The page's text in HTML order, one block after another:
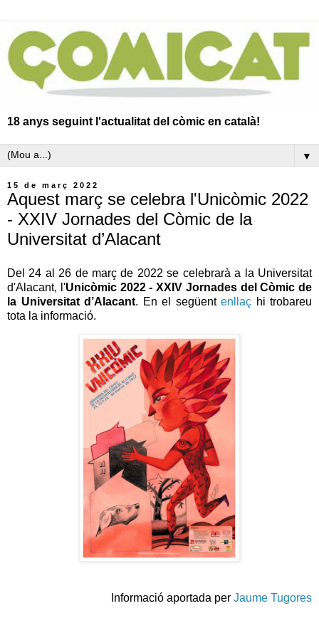
18 anys seguint l'actualitat del còmic en català!
▼
15 de març 2022
Aquest març se celebra l'Unicòmic 2022
- XXIV Jornades del Còmic de la
Universitat d’Alacant
Del 24 al 26 de març de 2022 se celebrarà a la Universitat
d'Alacant, l'Unicòmic 2022 - XXIV Jornades del Còmic de
la Universitat d’Alacant. En el següent enllaç hi trobareu
tota la informació.
Informació aportada per Jaume Tugores